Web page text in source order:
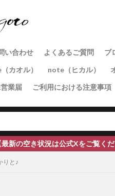
い合わせ よくあるご質問 ブ
カオル） note（ヒカル）
業届 ご利用における注意事項
ください】全国地方への出張も
りと♪